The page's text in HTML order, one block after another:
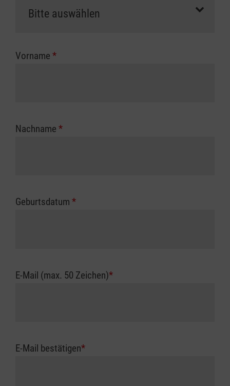
Die notwendigen Formulare für die
zuständigen Berufsgenossenschaft oder
Vorname *
Nachname *
Geburtsdatum *
E-Mail (max. 50 Zeichen)*
E-Mail bestätigen*